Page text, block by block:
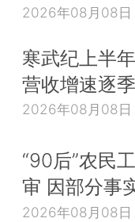
2026年08月08日
寒武纪上半
营收增速逐
2026年08月08日
“90后”农民
审 因部分事
2026年08月08日